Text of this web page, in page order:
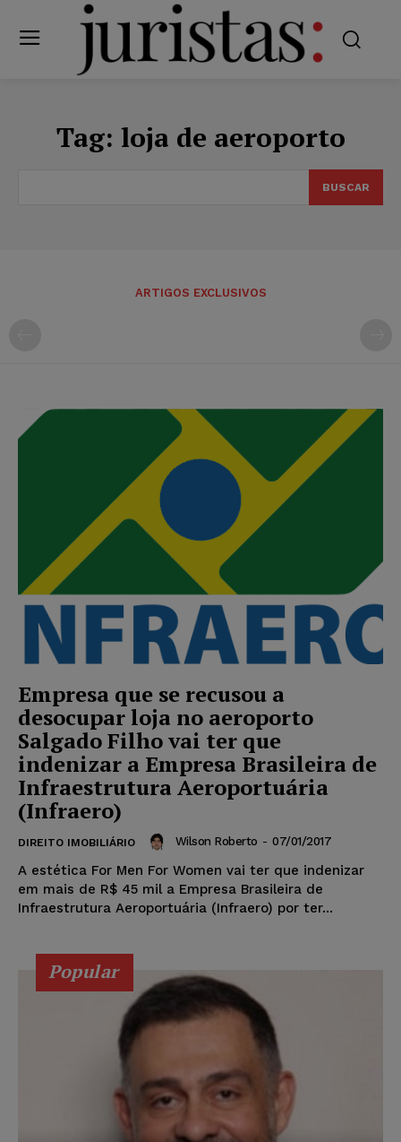
Tag: loja de aeroporto
BUSCAR
ARTIGOS EXCLUSIVOS
Empresa que se recusou a
desocupar loja no aeroporto
Salgado Filho vai ter que
indenizar a Empresa Brasileira de
Infraestrutura Aeroportuária
(Infraero)
DIREITO IMOBILIÁRIO Wilson Roberto - 07/01/2017
A estética For Men For Women vai ter que indenizar
em mais de R$ 45 mil a Empresa Brasileira de
Infraestrutura Aeroportuária (Infraero) por ter...
Popular